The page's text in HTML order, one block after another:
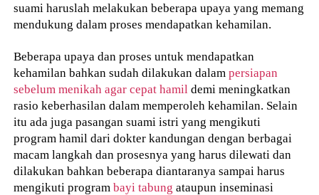
suami haruslah melakukan beberapa upaya yang memang
mendukung dalam proses mendapatkan kehamilan.
Beberapa upaya dan proses untuk mendapatkan
kehamilan bahkan sudah dilakukan dalampersiapan
sebelum menikah agar cepat hamil demi meningkatkan
rasio keberhasilan dalam memperoleh kehamilan. Selain
itu ada juga pasangan suami istri yang mengikuti
program hamil dari dokter kandungan dengan berbagai
macam langkah dan prosesnya yang harus dilewati dan
dilakukan bahkan beberapa diantaranya sampai harus
mengikuti programbayi tabung ataupun inseminasi